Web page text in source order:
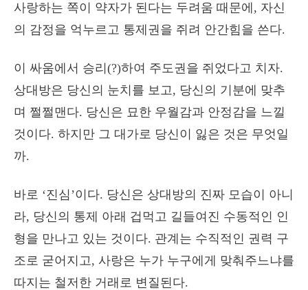
사랑하는 쪽이 약자가 된다는 두려움 때문에, 자신
의 감정을 억누르고 통제권을 쥐려 안간힘을 쓴다.
이 싸움에서 승리(?)하여 주도권을 쥐었다고 치자.
상대방은 당신의 눈치를 보고, 당신의 기분에 맞추
며 쩔쩔맨다. 당신은 묘한 우월감과 안정감을 느낄
것이다. 하지만 그 대가로 당신이 잃은 것은 무엇일
까.
바로 ‘진심’이다. 당신은 상대방의 진짜 모습이 아니
라, 당신의 통제 아래 겁먹고 길들여진 수동적인 인
형을 만나고 있는 것이다. 관계는 수직적인 권력 구
조로 굳어지고, 사랑은 누가 누구에게 맞춰주느냐를
따지는 철저한 거래로 변질된다.